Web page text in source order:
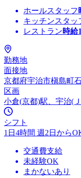
ホールスタッフ
キッチンスタッ
レストラン時給
勤務地
面接地
京都府宇治市槇島町
区画
小倉(京都)駅、宇治(
シフト
1日4時間 週2日から
交通費支給
未経験OK
まかないあり